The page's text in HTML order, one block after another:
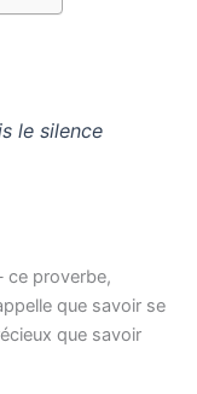
le silence
proverbe,
que savoir se
que savoir